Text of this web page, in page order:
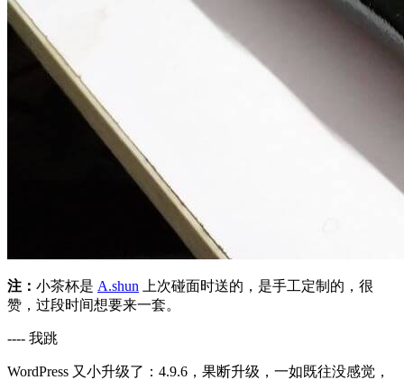
注： 小茶杯是 A.shun 上次碰面时送的，是手工定制的，很
赞，过段时间想要来一套。
---- 我跳
WordPress 又小升级了：4.9.6，果断升级，一如既往没感觉，